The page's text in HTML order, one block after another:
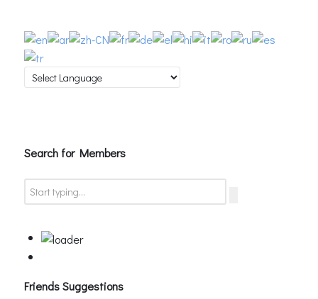
Search for Members
Friends Suggestions